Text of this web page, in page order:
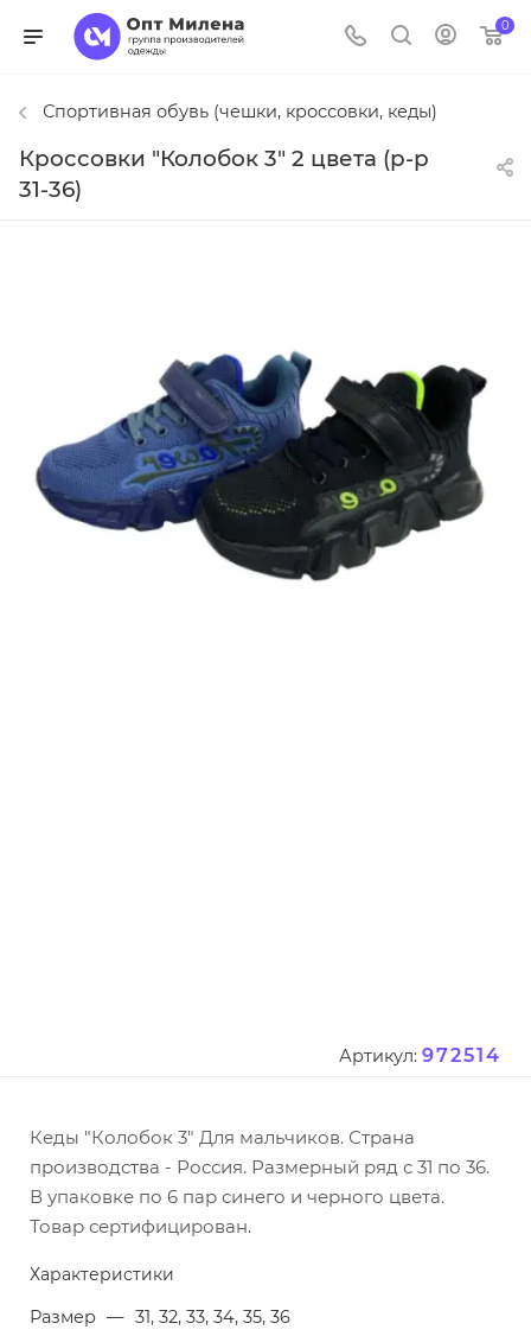
0
Спортивная обувь (чешки, кроссовки, кеды)
Кроссовки "Колобок 3" 2 цвета (р-р
31-36)
Артикул: 972514
Кеды "Колобок 3" Для мальчиков. Страна
производства - Россия. Размерный ряд с 31 по 36.
В упаковке по 6 пар синего и черного цвета.
Товар сертифицирован.
Характеристики
Размер — 31, 32, 33, 34, 35, 36